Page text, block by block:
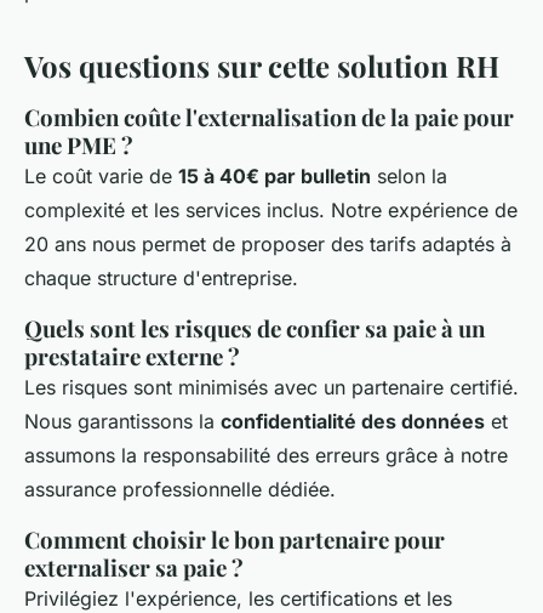
Vos questions sur cette solution RH
Combien coûte l'externalisation de la paie pour
une PME ?
Le coût varie de 15 à 40€ par bulletin selon la
complexité et les services inclus. Notre expérience de
20 ans nous permet de proposer des tarifs adaptés à
chaque structure d'entreprise.
Quels sont les risques de confier sa paie à un
prestataire externe ?
Les risques sont minimisés avec un partenaire certifié.
Nous garantissons la confidentialité des données et
assumons la responsabilité des erreurs grâce à notre
assurance professionnelle dédiée.
Comment choisir le bon partenaire pour
externaliser sa paie ?
Privilégiez l'expérience, les certifications et les